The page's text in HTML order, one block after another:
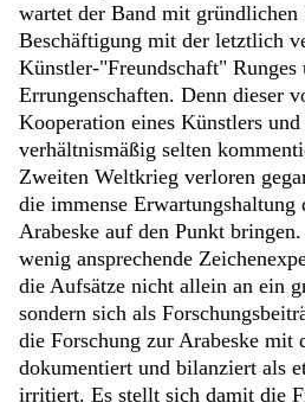
wartet der Band mit gründlichen
Beschäftigung mit der letztlich
Künstler-"Freundschaft" Runges
Errungenschaften. Denn dieser
Kooperation eines Künstlers
verhältnismäßig selten
Zweiten Weltkrieg verloren
die immense
Arabeske auf den Punkt
wenig ansprechende
die Aufsätze nicht allein an ein
sondern sich als
die Forschung zur Arabeske
dokumentiert und bilanziert als
irritiert. Es stellt sich damit die